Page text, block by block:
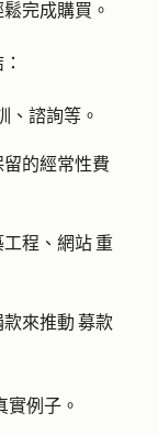
完成購買。
、諮詢等。
的經常性費
程、網站 重
來推動 募款
實例子。